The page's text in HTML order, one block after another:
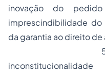
inovação do
imprescindibilidade
da garantia ao direito de
5.2. Lei nº
inconstitucionalidade